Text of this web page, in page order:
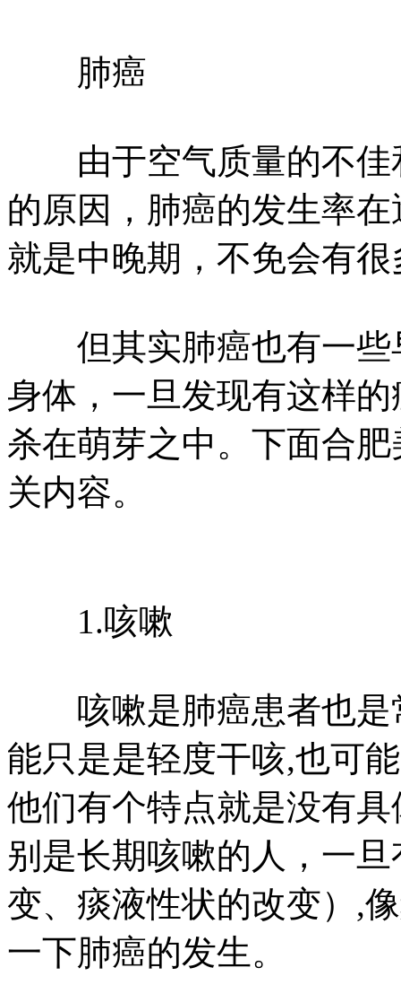
肺癌
由于空气质量的不佳
的原因，肺癌的发生率
就是中晚期，不免会有
但其实肺癌也有一些
身体，一旦发现有这样
杀在萌芽之中。下面合
关内容。
1.咳嗽
咳嗽是肺癌患者也是
能只是是轻度干咳,也可
他们有个特点就是没有
别是长期咳嗽的人，一
变、痰液性状的改变）,
一下肺癌的发生。